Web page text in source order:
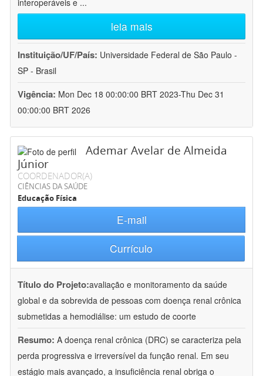
interoperáveis e ...
leia mais
Instituição/UF/País: Universidade Federal de São Paulo -
SP - Brasil
Vigência: Mon Dec 18 00:00:00 BRT 2023-Thu Dec 31
00:00:00 BRT 2026
Ademar Avelar de Almeida
Júnior
COORDENADOR(A)
CIÊNCIAS DA SAÚDE
Educação Física
E-mail
Currículo
Título do Projeto:avaliação e monitoramento da saúde
global e da sobrevida de pessoas com doença renal crônica
submetidas a hemodiálise: um estudo de coorte
Resumo: A doença renal crônica (DRC) se caracteriza pela
perda progressiva e irreversível da função renal. Em seu
estágio mais avançado, a insuficiência renal obriga o